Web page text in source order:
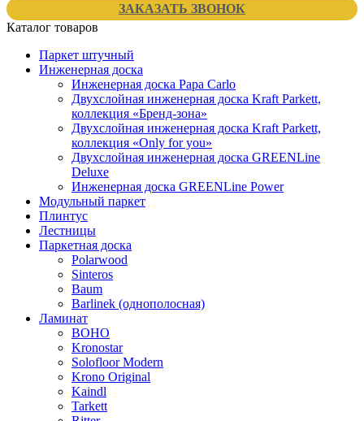
ЗАКАЗАТЬ ЗВОНОК
Каталог товаров
Паркет штучный
Инженерная доска
Инженерная доска Papa Carlo
Двухслойная инженерная доска Kraft Parkett,
коллекция «Бренд-зона»
Двухслойная инженерная доска Kraft Parkett,
коллекция «Only for you»
Двухслойная инженерная доска GREENLine
Deluxe
Инженерная доска GREENLine Power
Модульный паркет
Плинтус
Лестницы
Паркетная доска
Polarwood
Sinteros
Baum
Barlinek (однополосная)
Ламинат
BOHO
Kronostar
Solofloor Modern
Krono Original
Kaindl
Tarkett